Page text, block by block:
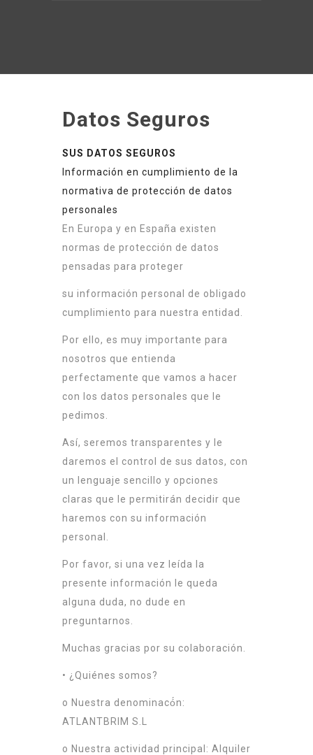
Datos Seguros
SUS DATOS SEGUROS
Información en cumplimiento de la
normativa de protección de datos
personales
En Europa y en España existen
normas de protección de datos
pensadas para proteger
su información personal de obligado
cumplimiento para nuestra entidad.
Por ello, es muy importante para
nosotros que entienda
perfectamente que vamos a hacer
con los datos personales que le
pedimos.
Así, seremos transparentes y le
daremos el control de sus datos, con
un lenguaje sencillo y opciones
claras que le permitirán decidir que
haremos con su información
personal.
Por favor, si una vez leída la
presente información le queda
alguna duda, no dude en
preguntarnos.
Muchas gracias por su colaboración.
• ¿Quiénes somos?
o Nuestra denominacó́n:
ATLANTBRIM S.L
o Nuestra actividad principal: Alquiler